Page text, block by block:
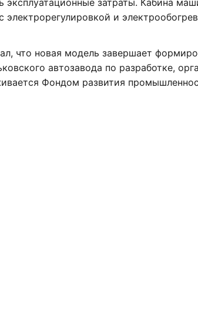
эксплуатационные затраты. Кабина
и
что новая модель завершает
автозавода по разработке,
Фондом развития